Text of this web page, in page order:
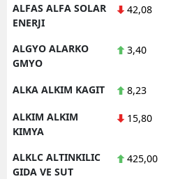
ALFAS ALFA SOLAR
ENERJI
42,08
ALGYO ALARKO
GMYO
3,40
ALKA ALKIM KAGIT 8,23
ALKIM ALKIM
KIMYA
15,80
ALKLC ALTINKILIC
GIDA VE SUT
425,00